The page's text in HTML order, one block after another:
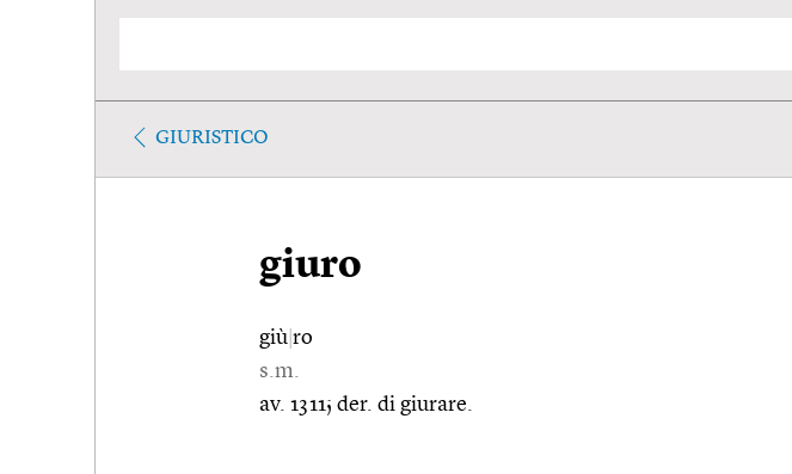
GIURISTICO
giuro
giù ro
s.m.
av. 1311; der. di giurare.